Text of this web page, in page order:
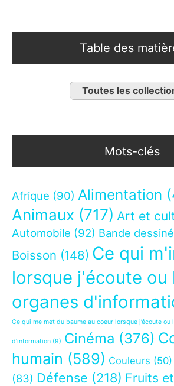
Table des
Toutes les
Mots-clés
Afrique (90) Alimentation
Animaux (717) Art et
Automobile (92) Bande
Boisson (148) Ce qui
lorsque j'écoute ou
organes
Ce qui me met du baume au coeur lorsque j’écoute ou
d’information (9) Cinéma (376)
humain (589) Couleurs (50)
(83) Défense (218) Fruits